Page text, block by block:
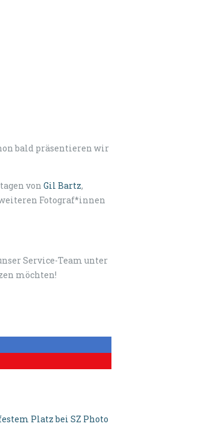
bald präsentieren wir
von Gil Bartz,
Fotograf*innen
Service-Team unter
möchten!
Platz bei SZ Photo